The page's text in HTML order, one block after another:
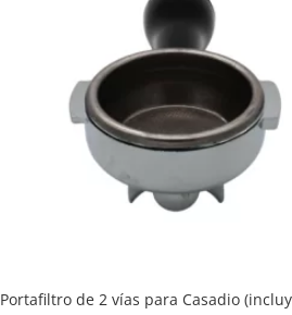
Portafiltro de 2 vías para Casadio